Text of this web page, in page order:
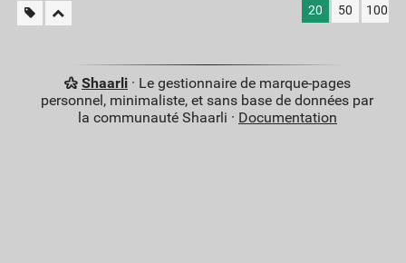
20 50 100
Shaarli· Le gestionnaire de marque-pages
personnel, minimaliste, et sans base de données par
la communauté Shaarli · Documentation